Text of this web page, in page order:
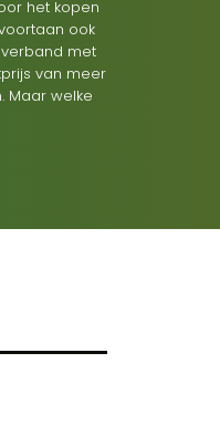
het kopen
ook
met
van meer
Maar welke